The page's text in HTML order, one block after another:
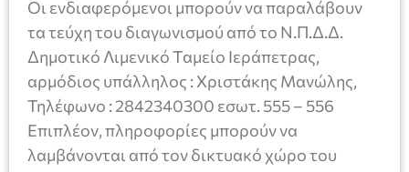
Οι ενδιαφερόμενοι μπορούν να παραλάβουν
τα τεύχη του διαγωνισμού από το Ν.Π.Δ.Δ.
Δημοτικό Λιμενικό Ταμείο Ιεράπετρας,
αρμόδιος υπάλληλος : Χριστάκης Μανώλης,
Τηλέφωνο : 2842340300 εσωτ. 555 – 556
Επιπλέον, πληροφορίες μπορούν να
λαμβάνονται από τον δικτυακό χώρο του